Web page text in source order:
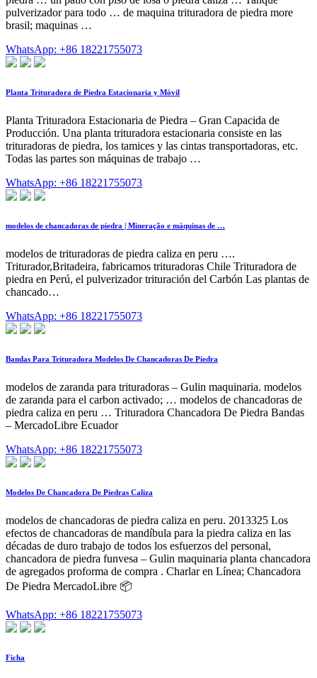
pulverizador para todo … de maquina trituradora de piedra more
brasil; maquinas …
WhatsApp: +86 18221755073
Planta Trituradora de Piedra Estacionaria y Móvil
Planta Trituradora Estacionaria de Piedra – Gran Capacida de
Producción. Una planta trituradora estacionaria consiste en las
trituradoras de piedra, los tamices y las cintas transportadoras, etc.
Todas las partes son máquinas de trabajo …
WhatsApp: +86 18221755073
modelos de chancadoras de piedra | Mineração e máquinas de …
modelos de trituradoras de piedra caliza en peru ….
Triturador,Britadeira, fabricamos trituradoras Chile Trituradora de
piedra en Perú, el pulverizador trituración del Carbón Las plantas de
chancado…
WhatsApp: +86 18221755073
Bandas Para Trituradora Modelos De Chancadoras De Piedra
modelos de zaranda para trituradoras – Gulin maquinaria. modelos
de zaranda para el carbon activado; … modelos de chancadoras de
piedra caliza en peru … Trituradora Chancadora De Piedra Bandas
– MercadoLibre Ecuador
WhatsApp: +86 18221755073
Modelos De Chancadora De Piedras Caliza
modelos de chancadoras de piedra caliza en peru. 2013325 Los
efectos de chancadoras de mandíbula para la piedra caliza en las
décadas de duro trabajo de todos los esfuerzos del personal,
chancadora de piedra funvesa – Gulin maquinaria planta chancadora
de agregados proforma de compra . Charlar en Línea; Chancadora
De Piedra MercadoLibre 📦
WhatsApp: +86 18221755073
Ficha